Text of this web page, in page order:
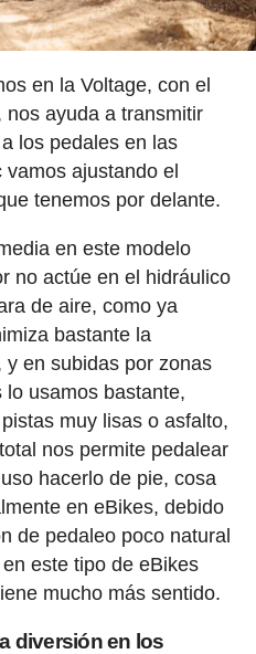
en la Voltage, con el
ayuda a transmitir
los pedales en las
vamos ajustando el
tenemos por delante.
en este modelo
no actúe en el hidráulico
de aire, como ya
bastante la
en subidas por zonas
usamos bastante,
muy lisas o asfalto,
nos permite pedalear
hacerlo de pie, cosa
en eBikes, debido
de pedaleo poco natural
este tipo de eBikes
mucho más sentido.
diversión en los